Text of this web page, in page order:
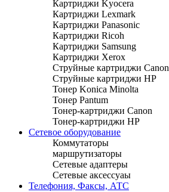
Картриджи Kyocera
Картриджи Lexmark
Картриджи Panasonic
Картриджи Ricoh
Картриджи Samsung
Картриджи Xerox
Струйные картриджи Canon
Струйные картриджи HP
Тонер Konica Minolta
Тонер Pantum
Тонер-картриджи Canon
Тонер-картриджи HP
Сетевое оборудование
Коммутаторы
маршрутизаторы
Сетевые адаптеры
Сетевые аксессуаы
Телефония, Факсы, АТС